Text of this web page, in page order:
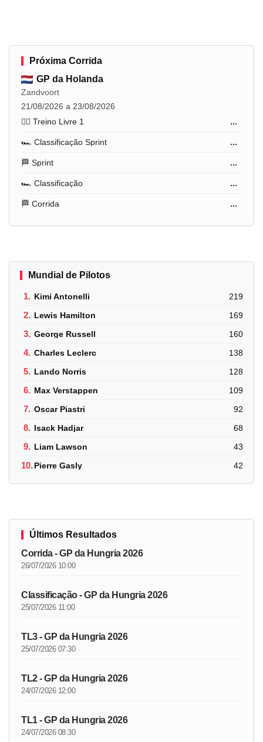
Próxima Corrida
GP da Holanda
Zandvoort
21/08/2026 a 23/08/2026
🏋️‍♂️ Treino Livre 1
...
🏎️ Classificação Sprint ...
🏁 Sprint ...
🏎️ Classificação ...
🏁 Corrida ...
Mundial de Pilotos
1. Kimi Antonelli 219
2. Lewis Hamilton 169
3. George Russell 160
4. Charles Leclerc 138
5. Lando Norris 128
6. Max Verstappen 109
7. Oscar Piastri 92
8. Isack Hadjar 68
9. Liam Lawson 43
10.Pierre Gasly 42
Últimos Resultados
Corrida - GP da Hungria 2026
26/07/2026 10:00
Classificação - GP da Hungria 2026
25/07/2026 11:00
TL3 - GP da Hungria 2026
25/07/2026 07:30
TL2 - GP da Hungria 2026
24/07/2026 12:00
TL1 - GP da Hungria 2026
24/07/2026 08:30